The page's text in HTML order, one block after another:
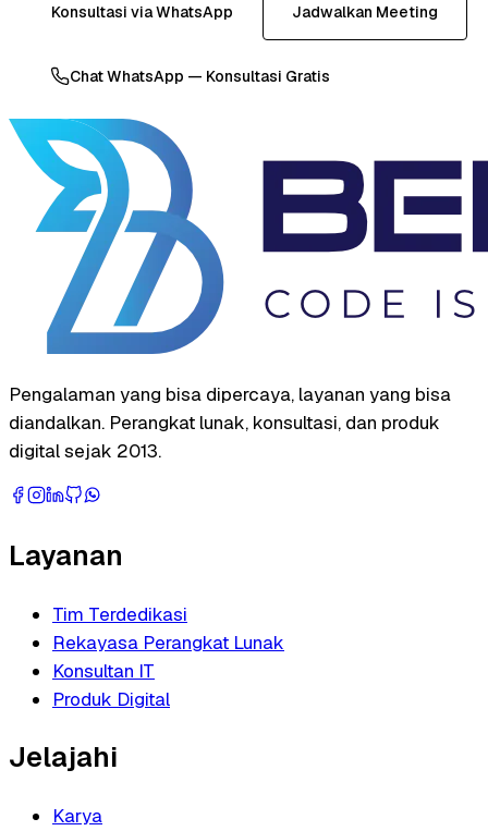
Konsultasi via WhatsApp Jadwalkan Meeting
Chat WhatsApp — Konsultasi Gratis
Pengalaman yang bisa dipercaya, layanan yang bisa
diandalkan. Perangkat lunak, konsultasi, dan produk
digital sejak 2013.
Layanan
Tim Terdedikasi
Rekayasa Perangkat Lunak
Konsultan IT
Produk Digital
Jelajahi
Karya